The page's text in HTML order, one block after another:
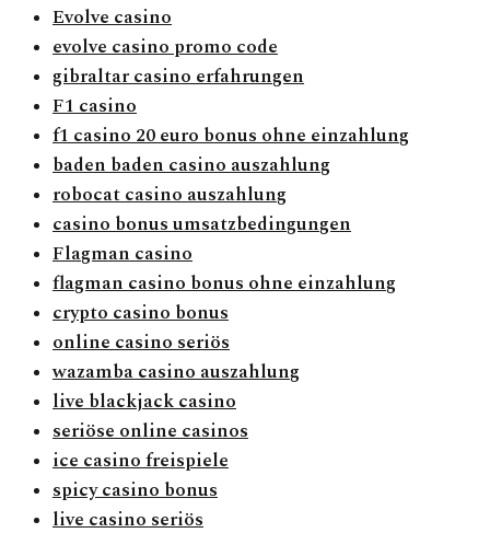
Evolve casino
evolve casino promo code
gibraltar casino erfahrungen
F1 casino
f1 casino 20 euro bonus ohne einzahlung
baden baden casino auszahlung
robocat casino auszahlung
casino bonus umsatzbedingungen
Flagman casino
flagman casino bonus ohne einzahlung
crypto casino bonus
online casino seriös
wazamba casino auszahlung
live blackjack casino
seriöse online casinos
ice casino freispiele
spicy casino bonus
live casino seriös